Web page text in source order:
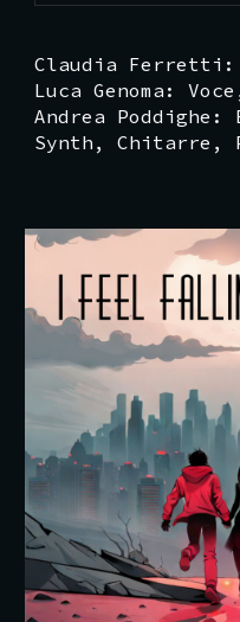
Claudia Ferretti:
Luca Genoma :Voce
Andrea Poddighe :
Synth ,Chitarre,